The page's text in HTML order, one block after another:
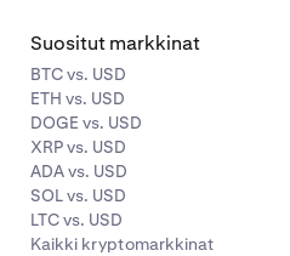
Suositut markkinat
BTC vs. USD
ETH vs. USD
DOGE vs. USD
XRP vs. USD
ADA vs. USD
SOL vs. USD
LTC vs. USD
Kaikki kryptomarkkinat